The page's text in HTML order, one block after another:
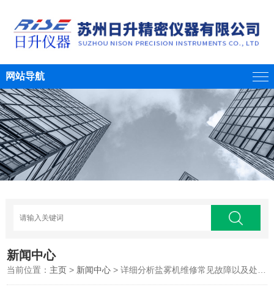
网站导航
新闻中心
当前位置： 主页 > 新闻中心 > 详细分析盐雾机维修常见故障以及处理方法，点击查看